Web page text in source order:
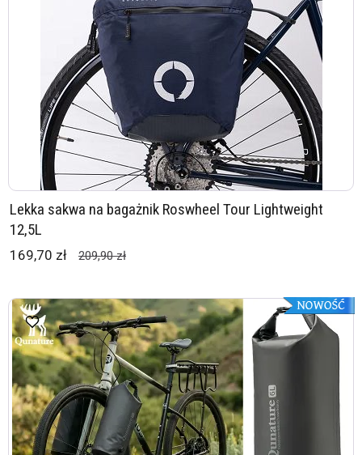
Lekka sakwa na bagażnik Roswheel Tour Lightweight
12,5L
169,70 zł 209,90 zł